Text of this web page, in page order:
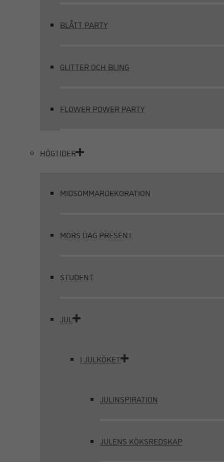
BLÅTT PARTY
GLITTER OCH BLING
FLOWER POWER PARTY
HÖGTIDER
MIDSOMMARDEKORATION
MORS DAG PRESENT
STUDENT
JUL
I JULKÖKET
JULINSPIRATION
JULENS KÖKSREDSKAP